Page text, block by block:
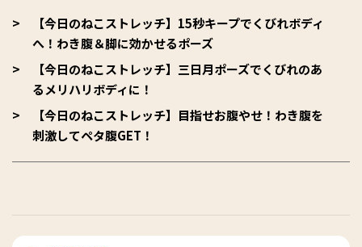
【今日のねこストレッチ】15秒キープでくびれボディ
へ！わき腹＆脚に効かせるポーズ
【今日のねこストレッチ】三日月ポーズでくびれのあ
るメリハリボディに！
【今日のねこストレッチ】目指せお腹やせ！わき腹を
刺激してペタ腹GET！